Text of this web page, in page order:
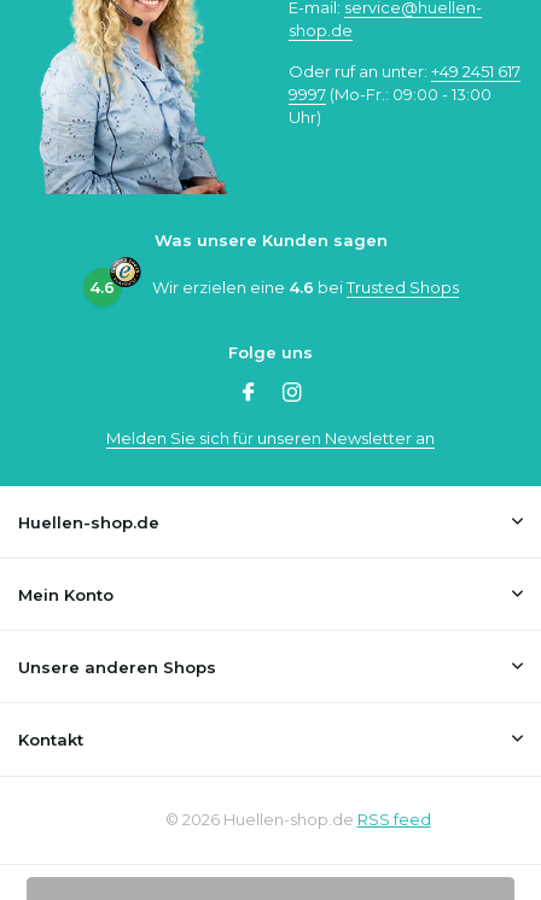
E-mail: service@huellen-
shop.de
Oder ruf an unter: +49 2451 617
9997 (Mo-Fr.: 09:00 - 13:00
Uhr)
Was unsere Kunden sagen
4.6 Wir erzielen eine 4.6 beiTrusted Shops
Folge uns
Melden Sie sich für unseren Newsletter an
Huellen-shop.de
Mein Konto
Unsere anderen Shops
Kontakt
© 2026 Huellen-shop.de RSS feed